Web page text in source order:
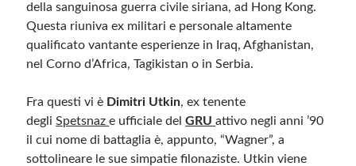
diritti d’autore, vi invito a comunicarlo via e-mail a info[at]dinovalle.it e saranno
immediatamente rimosse. L’autore del blog non è responsabile dei siti collegati
tramite link né del loro contenuto, che può essere soggetto a variazioni nel tempo.
Accedi
Feed dei contenuti
Feed dei commenti
della sanguinosa guerra civile siriana, ad Hong Kong.
Questa riuniva ex militari e personale altamente
qualificato vantante esperienze in Iraq, Afghanistan,
nel Corno d’Africa, Tagikistan o in Serbia.
Fra questi vi è Dimitri Utkin, ex tenente
degli Spetsnaz e ufficiale del GRU attivo negli anni ’90
il cui nome di battaglia è, appunto, “Wagner”, a
sottolineare le sue simpatie filonaziste. Utkin viene